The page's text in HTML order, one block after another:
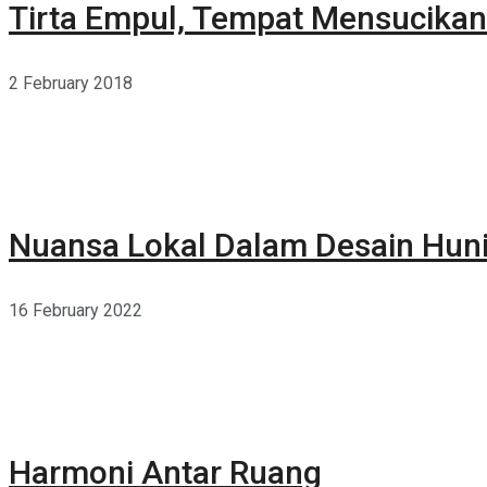
Tirta Empul, Tempat
2 February 2018
Nuansa Lokal Dalam Desain
16 February 2022
Harmoni Antar Ruang